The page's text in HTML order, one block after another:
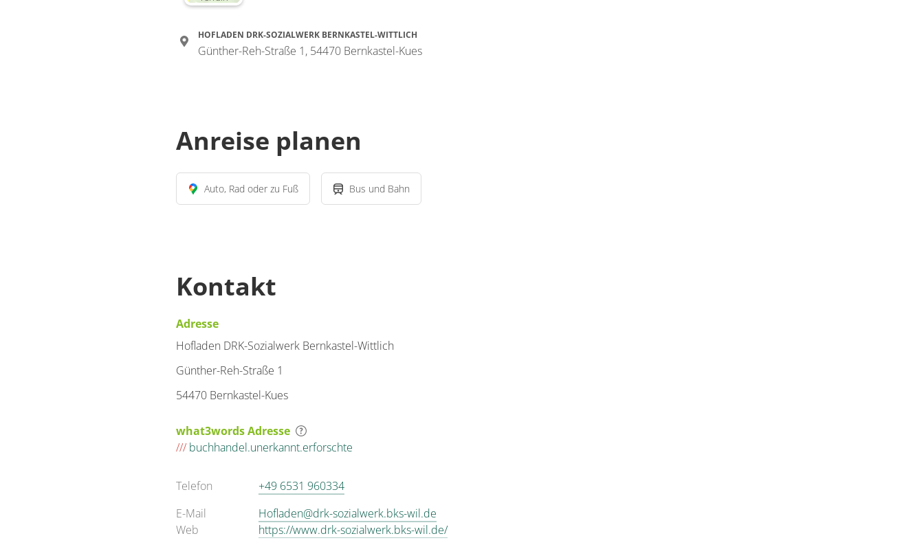
HOFLADEN DRK-SOZIALWERK BERNKASTEL-WITTLICH
Günther-Reh-Straße 1, 54470 Bernkastel-Kues
Anreise planen
Auto, Rad oder zu Fuß Bus und Bahn
Kontakt
Adresse
Hofladen DRK-Sozialwerk Bernkastel-Wittlich
Günther-Reh-Straße 1
54470 Bernkastel-Kues
what3words Adresse
/// buchhandel.unerkannt.erforschte
Telefon
+49 6531 960334
E-Mail
Hofladen@drk-sozialwerk.bks-wil.de
Web
https://www.drk-sozialwerk.bks-wil.de/